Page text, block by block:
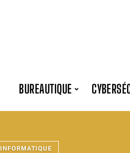
BUREAUTIQUE
INFORMATIQUE